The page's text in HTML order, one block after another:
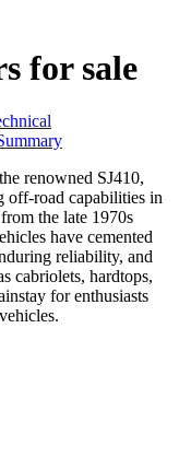
for sale
renowned SJ410,
off-road capabilities in
the late 1970s
have cemented
reliability, and
cabriolets, hardtops,
for enthusiasts